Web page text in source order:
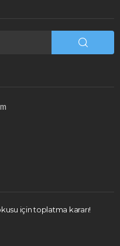
için toplatma kararı!